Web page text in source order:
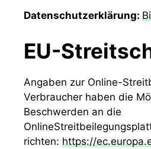
o
Datenschutzerklärung:
EU-
Angaben zur Online-
Verbraucher haben die
Beschwerden an die
richten: https://